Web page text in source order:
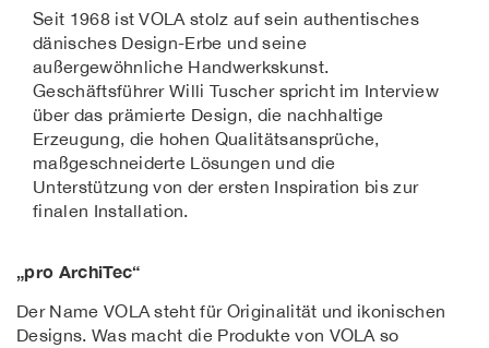
Seit 1968 ist VOLA stolz auf sein authentisches
dänisches Design-Erbe und seine
außergewöhnliche Handwerkskunst.
Geschäftsführer Willi Tuscher spricht im Interview
über das prämierte Design, die nachhaltige
Erzeugung, die hohen Qualitätsansprüche,
maßgeschneiderte Lösungen und die
Unterstützung von der ersten Inspiration bis zur
finalen Installation.
„pro ArchiTec“
Der Name VOLA steht für Originalität und ikonischen
Designs. Was macht die Produkte von VOLA so